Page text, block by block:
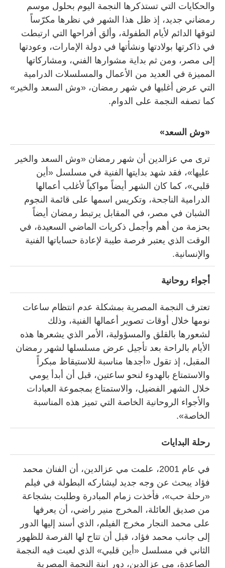
والحكايات التي تستذكرها النجمة اليوم بحلول موسم
رمضاني جديد، إذ ظل هذا الشهر في نظرها مكرّساً
لتوقها الدائم لأيام الطفولة، وألق أفراحها التي ارتبطت
في ذاكرتها بولادتها ونشأتها في دولة الإمارات، وعودتها
إلى مصر، ومن ثم بداية مشوارها الفني، ومشاركاتها
المميزة في العديد من الأعمال والمسلسلات الدرامية
التي عرض أغلبها في شهر رمضان، «وش السعد والخير»
كما تصفه النجمة على الدوام.
«وش السعد»
ترى مي عزالدين أن شهر رمضان «وش السعد والخير
عليها»، فقد شهد بدايتها الفنية في مسلسل «أين
قلبي»، كما كان الشهر أيضاً مواكباً لأغلب أعمالها
الدرامية الناجحة، وتكريس اسمها على قائمة النجوم
الشبان في مصر، في المقابل يرتبط رمضان أيضاً
بحزمة من أهم وأجمل ذكريات الماضي السعيدة، في
الوقت الذي يعتبر فرصة طيبة لإعادة حساباتها الفنية
والإنسانية.
أجواء روحانية
تعترف النجمة المصرية بمشكلة عدم انتظام ساعات
نومها خلال أوقات تصوير أعمالها الفنية، وذلك
لشعورها بالقلق والمسؤولية، الأمر الذي يشعرها هذه
الأيام بالراحة بعد تأجيل عرض مسلسلها لشهر رمضان
المقبل، إذ تقول «أجدها مناسبة للاستيقاظ مبكراً
والاستمتاع بالهدوء لنحو ساعتين، قبل أن أبدأ يومي
خلال الشهر الفضيل، والاستمتاع بمجموعة العبادات
والأجواء الروحانية الخاصة التي تميز هذه المناسبة
الخاصة».
رحلة البدايات
في عام 2001، علمت مي عزالدين، أن الفنان محمد
فؤاد يبحث عن وجه جديد ليشاركه البطولة في فيلم
«رحلة حب»، فأخذت زمام المبادرة وطلبت بشجاعة
من صديق العائلة، المخرج منير راضي، أن يعرفها
على محمد النجار مخرج الفيلم، الذي أسند إليها الدور
إلى جانب محمد فؤاد، قبل أن تتاح لها الفرصة للظهور
الثاني في مسلسل «أين قلبي» الذي لعبت فيه النجمة
الصاعدة، مي عزالدين، دور ابنة النجمة المصرية